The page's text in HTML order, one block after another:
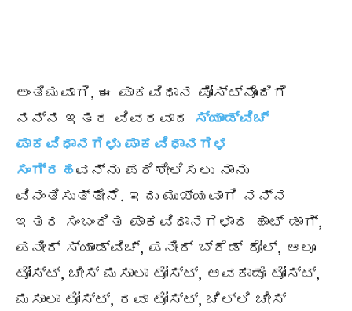
ಅಂತಿಮವಾಗಿ, ಈ ಪಾಕವಿಧಾನ ಪೋಸ್ಟ್‌ನೊಂದಿಗೆ
ನನ್ನ ಇತರ ವಿವರವಾದ ಸ್ಯಾಂಡ್‌‌ವಿಚ್
ಪಾಕವಿಧಾನಗಳು ಪಾಕವಿಧಾನಗಳ
ಸಂಗ್ರಹವನ್ನು ಪರಿಶೀಲಿಸಲು ನಾನು
ವಿನಂತಿಸುತ್ತೇನೆ. ಇದು ಮುಖ್ಯವಾಗಿ ನನ್ನ
ಇತರ ಸಂಬಂಧಿತ ಪಾಕವಿಧಾನಗಳಾದ ಹಾಟ್ ಡಾಗ್,
ಪನೀರ್ ಸ್ಯಾಂಡ್‌ವಿಚ್, ಪನೀರ್ ಬ್ರೆಡ್ ರೋಲ್, ಆಲೂ
ಟೋಸ್ಟ್, ಚೀಸ್ ಮಸಾಲಾ ಟೋಸ್ಟ್, ಆವಕಾಡೊ ಟೋಸ್ಟ್,
ಮಸಾಲಾ ಟೋಸ್ಟ್, ರವಾ ಟೋಸ್ಟ್, ಚಿಲ್ಲಿ ಚೀಸ್